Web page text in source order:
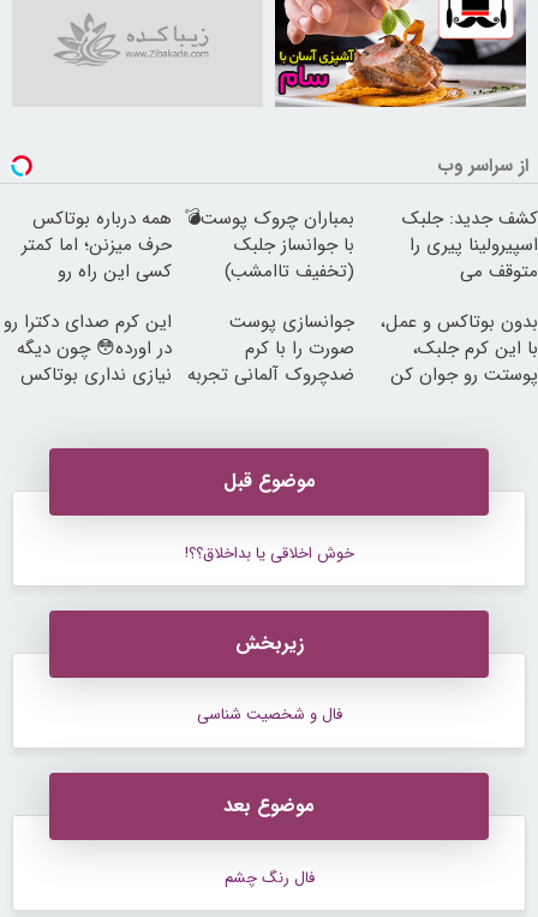
30253869
از سراسر وب
کشف جدید: جلبک
اسپیرولینا پیری را
متوقف می
بمباران چروک پوست💣
با جوانساز جلبک
(تخفیف تاامشب)
همه درباره بوتاکس
حرف میزنن؛ اما کمتر
کسی این راه رو
بدون بوتاکس و عمل،
با این کرم جلبک،
پوستت رو جوان کن
جوانسازی پوست
صورت را با کرم
ضدچروک آلمانی تجربه
این کرم صدای دکترا رو
در اورده😳 چون دیگه
نیازی نداری بوتاکس
موضوع قبل
خوش اخلاقی یا بداخلاق؟؟!
زیربخش
فال و شخصیت شناسی
موضوع بعد
فال رنگ چشم